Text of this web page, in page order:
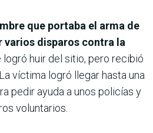
que portaba el arma de
disparos contra la
logró huir del sitio, pero recibió
víctima logró llegar hasta una
pedir ayuda a unos policías y
voluntarios.